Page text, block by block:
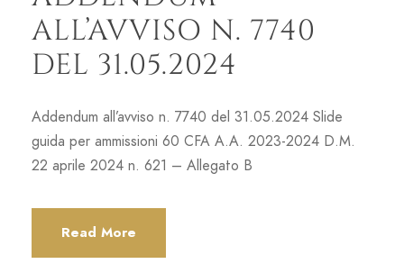
ALL’AVVISO N. 7740
DEL 31.05.2024
Addendum all’avviso n. 7740 del 31.05.2024 Slide
guida per ammissioni 60 CFA A.A. 2023-2024 D.M.
22 aprile 2024 n. 621 – Allegato B
Read More